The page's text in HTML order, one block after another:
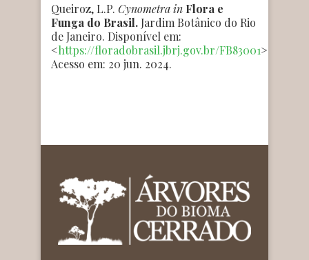
Queiroz, L.P. Cynometrain Flora e
Funga do Brasil. Jardim Botânico do Rio
de Janeiro. Disponível em:
<https://floradobrasil.jbrj.gov.br/FB83001>.
Acesso em: 20 jun. 2024.